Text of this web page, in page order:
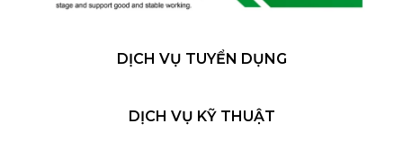
DỊCH VỤ TUYỂN DỤNG
DỊCH VỤ KỸ THUẬT